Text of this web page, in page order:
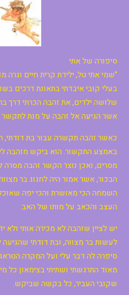
סיפורה של אתי
שלושה ילדים, את זהבה הכרתי דרך
אשר הגיעה אל זהבה על מנת
כאשר זהבה תקשרה עבור בת דודתי,
באמצע התקשור. הוא ביקש מזהבה
מסרים, ואכן נוצר הקשר זהבה מסרה
הבכור, אשר אמור היה לחגוג בר
השמחה הכי מאושרת והכי יפה
העצב והכאב על מותו של האב.
יש לציין שזהבה לא מכירה אותי ולא
לעשות בר מצווה, ובת דודתי
סיפרה לה דבר עלי ועל המקרה
מאוד התרגשתי ושתיתי בצימאון כל
שקובי העביר, כל בקשה שביקש.